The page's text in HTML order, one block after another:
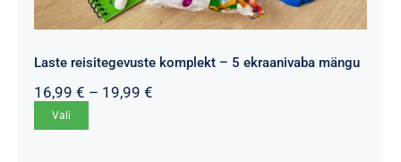
Laste reisitegevuste komplekt – 5 ekraanivaba mängu
16,99 € – 19,99 €Hinnavahemik:
Vali